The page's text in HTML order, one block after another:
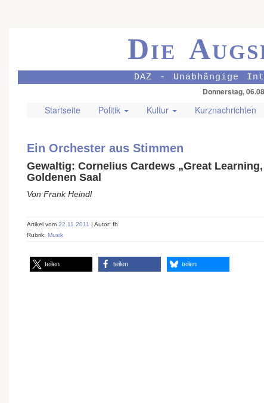
Die
DAZ - Unabhängige
Donnerstag,
Startseite Politik Kultur Kurznachrichten
Ein Orchester aus Stimmen
Gewaltig: Cornelius Cardews „Great
Goldenen Saal
Von Frank Heindl
Artikel vom 22.11.2011 | Autor: fh
Rubrik: Musik
teilen teilen teilen